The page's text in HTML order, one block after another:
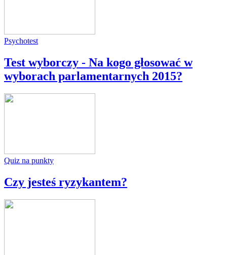
Psychotest
Test wyborczy - Na kogo głosować w
wyborach parlamentarnych 2015?
Quiz na punkty
Czy jesteś ryzykantem?